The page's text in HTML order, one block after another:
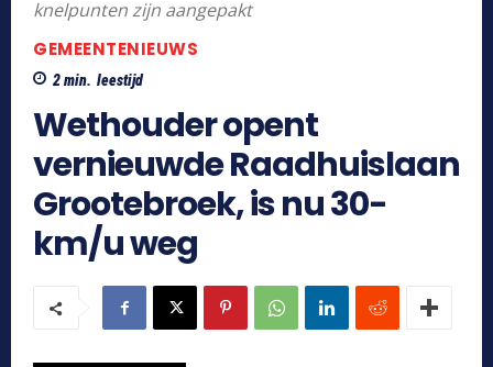
knelpunten zijn aangepakt
GEMEENTENIEUWS
2min. leestijd
Wethouder opent
vernieuwde Raadhuislaan
Grootebroek, is nu 30-
km/u weg